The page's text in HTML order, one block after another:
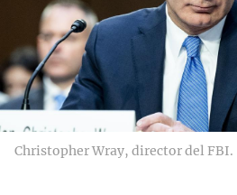
Christopher Wray, director del FBI.